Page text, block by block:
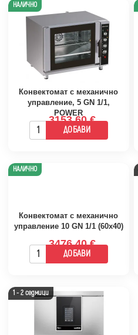
НАЛИЧНО
Конвектомат с механично
управление, 5 GN 1/1,
POWER
3153.60 €
ДОБАВИ
НАЛИЧНО
Конвектомат с механично
управление 10 GN 1/1 (60x40)
3476.40 €
ДОБАВИ
1 - 2 седмици